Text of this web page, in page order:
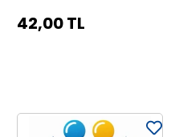
42,00 TL